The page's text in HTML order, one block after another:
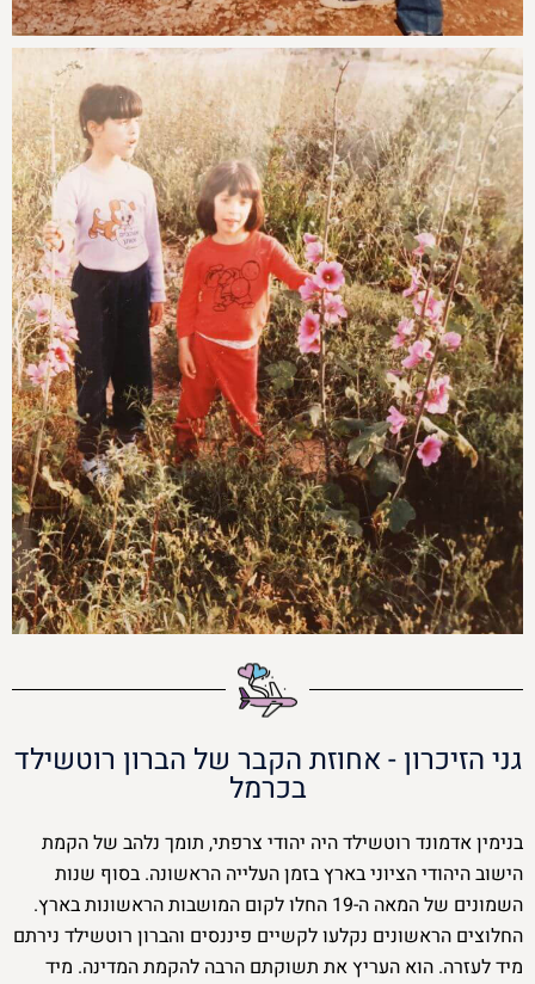
גני הזיכרון - אחוזת הקבר של הברון רוטשילד
בכרמל
בנימין אדמונד רוטשילד היה יהודי צרפתי, תומך נלהב של הקמת
הישוב היהודי הציוני בארץ בזמן העלייה הראשונה. בסוף שנות
השמונים של המאה ה-19 החלו לקום המושבות הראשונות בארץ.
החלוצים הראשונים נקלעו לקשיים פיננסים והברון רוטשילד נירתם
מיד לעזרה. הוא העריץ את תשוקתם הרבה להקמת המדינה. מיד